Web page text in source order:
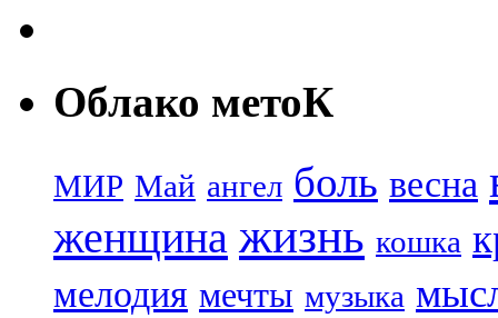
Облако метоК
МИР Май ангел боль весна
женщина жизнь кошка
мелодия мечты музыка